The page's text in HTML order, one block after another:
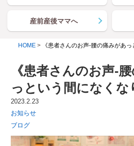
産前産後ママへ
HOME > 《患者さんのお声-腰の痛みがあ
《患者さんのお声-
っという間になくな
2023.2.23
お知らせ
ブログ